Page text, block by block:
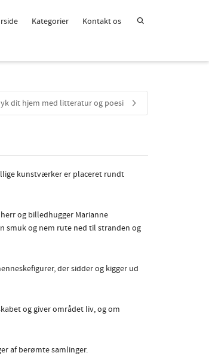
Kategorier Kontakt os
dit hjem med litteratur og poesi
kunstværker er placeret rundt
og billedhugger Marianne
smuk og nem rute ned til stranden og
der sidder og kigger ud
og giver området liv, og om
af berømte samlinger.